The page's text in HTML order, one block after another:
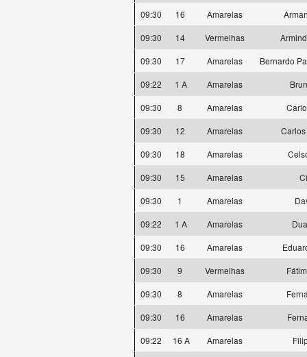
09:30
16 Amarelas
09:30
14 Vermelhas
09:30
17 Amarelas
Bernardo
09:22
1 A Amarelas
09:30
8 Amarelas
09:30
12 Amarelas
09:30
18 Amarelas
09:30
15 Amarelas
09:30
1 Amarelas
09:22
1 A Amarelas
09:30
16 Amarelas
09:30
9 Vermelhas
09:30
8 Amarelas
09:30
16 Amarelas
09:22
16 A Amarelas